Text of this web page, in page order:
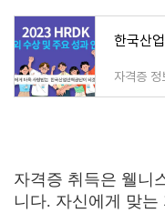
한국산
자격증 정
자격증 취득은 웰니
니다. 자신에게 맞